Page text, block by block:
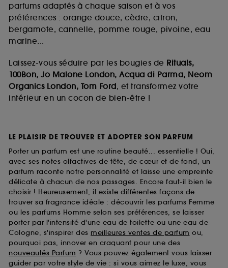
parfums adaptés à chaque saison et à vos
préférences : orange douce, cèdre, citron,
bergamote, cannelle, pomme rouge, pivoine, eau
marine...
Laissez-vous séduire par les bougies de Rituals,
100Bon, Jo Malone London, Acqua di Parma, Neom
Organics London, Tom Ford, et transformez votre
intérieur en un cocon de bien-être !
LE PLAISIR DE TROUVER ET ADOPTER SON PARFUM
Porter un parfum est une routine beauté... essentielle ! Oui,
avec ses notes olfactives de tête, de cœur et de fond, un
parfum raconte notre personnalité et laisse une empreinte
délicate à chacun de nos passages. Encore faut-il bien le
choisir ! Heureusement, il existe différentes façons de
trouver sa fragrance idéale : découvrir les parfums Femme
ou les parfums Homme selon ses préférences, se laisser
porter par l'intensité d'une eau de toilette ou une eau de
Cologne, s'inspirer des meilleures ventes de parfum ou,
pourquoi pas, innover en craquant pour une des
nouveautés Parfum ? Vous pouvez également vous laisser
guider par votre style de vie : si vous aimez le luxe, vous